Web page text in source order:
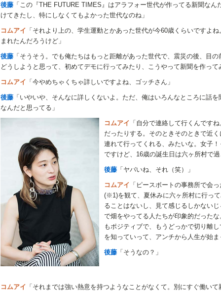
後藤 「この『THE FUTURE TIMES』はアラフォー世代が作ってる新聞な
けてきたし、特にしなくてもよかった世代なのね」
コムアイ 「それより上の、学生運動とかあった世代が今60歳くらいですよ
まれたんだろうけど」
後藤 「そうそう。でも俺たちはもっと距離があった世代で、震災の後、目
どうしようと思って、初めてデモに行ってみたり、こうやって新聞を作っ
コムアイ 「今やめちゃくちゃ詳しいですよね、ゴッチさん」
後藤 「いやいや、そんなに詳しくないよ。ただ、俺はいろんなところに話
なんだと思ってる」
コムアイ 「自分で連絡して行くんです
だったりする。そのときそのときで近
連れて行ってくれる、みたいな。女子
ですけど、16歳の誕生日は六ヶ所村で
後藤 「ヤバいね、それ（笑）」
コムアイ 「ピースボートの事務所で会
(※1)を観て、夏休みに六ヶ所村に行っ
ることはないし、見て感じるしかない
で畑をやってる人たちが印象的だった
もポジティブで、もうどっかで切り離
を知っていって、アンチから人生が始
後藤 「そうなの？」
コムアイ 「それまでは強い熱意を持つようなことがなくて。別にすぐ働い